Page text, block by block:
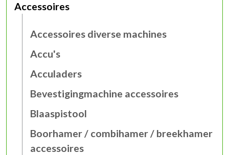
Accessoires
Accessoires diverse machines
Accu's
Acculaders
Bevestigingmachine accessoires
Blaaspistool
Boorhamer / combihamer / breekhamer
accessoires